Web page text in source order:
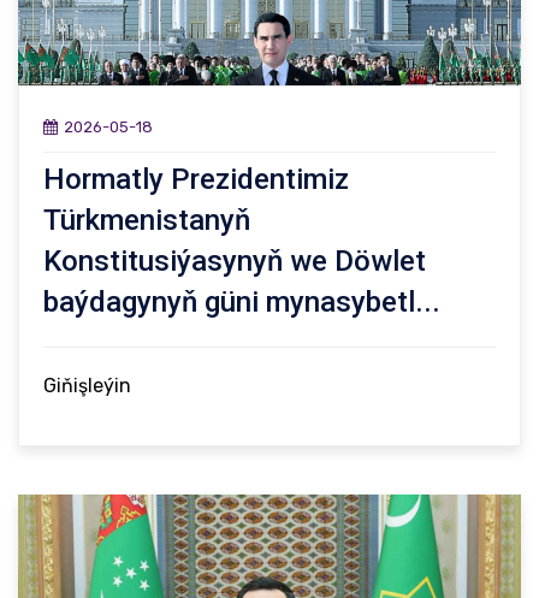
2026-05-18
Hormatly Prezidentimiz
Türkmenistanyň
Konstitusiýasynyň we Döwlet
baýdagynyň güni mynasybetl...
Giňişleýin